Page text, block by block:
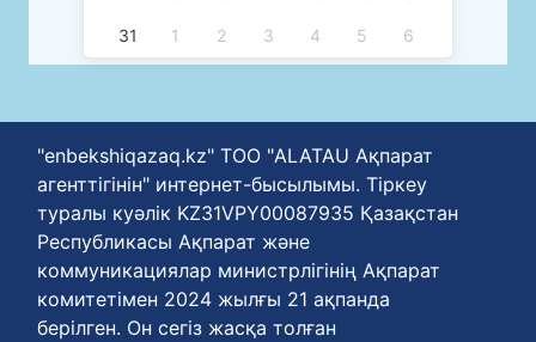
31 1 2 3 4 5 6
"enbekshiqazaq.kz" ТОО "ALATAU Ақпарат
агенттігінін" интернет-бысылымы. Тіркеу
туралы куәлік KZ31VPY00087935 Қазақстан
Республикасы Ақпарат және
коммуникациялар министрлігінің Ақпарат
комитетімен 2024 жылғы 21 ақпанда
берілген. Он сегіз жасқа толған